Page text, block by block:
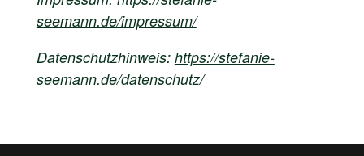
seemann.de/impressum/
Datenschutzhinweis: https://stefanie-
seemann.de/datenschutz/